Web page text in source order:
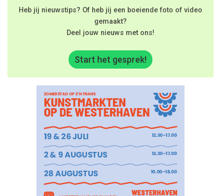
Heb jij nieuwstips? Of heb jij een boeiende foto of video
gemaakt?
Deel jouw nieuws met ons!
Start het gesprek!